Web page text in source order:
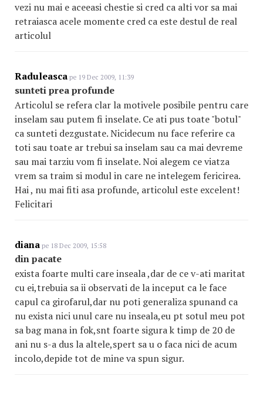
vezi nu mai e aceeasi chestie si cred ca alti vor sa mai
retraiasca acele momente cred ca este destul de real
articolul
Raduleasca pe 19 Dec 2009, 11:39
sunteti prea profunde
Articolul se refera clar la motivele posibile pentru care
inselam sau putem fi inselate. Ce ati pus toate "botul"
ca sunteti dezgustate. Nicidecum nu face referire ca
toti sau toate ar trebui sa inselam sau ca mai devreme
sau mai tarziu vom fi inselate. Noi alegem ce viatza
vrem sa traim si modul in care ne intelegem fericirea.
Hai , nu mai fiti asa profunde, articolul este excelent!
Felicitari
diana pe 18 Dec 2009, 15:58
din pacate
exista foarte multi care inseala ,dar de ce v-ati maritat
cu ei,trebuia sa ii observati de la inceput ca le face
capul ca girofarul,dar nu poti generaliza spunand ca
nu exista nici unul care nu inseala,eu pt sotul meu pot
sa bag mana in fok,snt foarte sigura k timp de 20 de
ani nu s-a dus la altele,spert sa u o faca nici de acum
incolo,depide tot de mine va spun sigur.